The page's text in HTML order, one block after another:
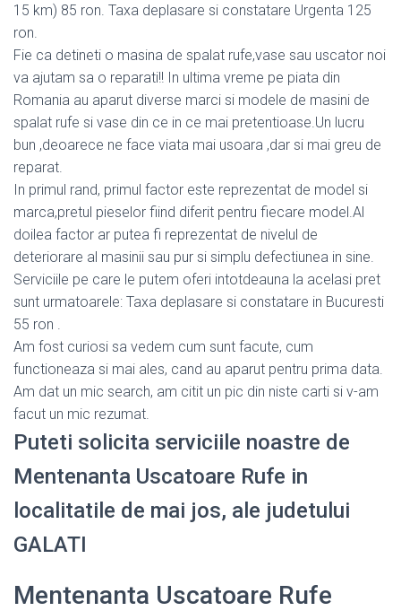
15 km) 85 ron. Taxa deplasare si constatare Urgenta 125
ron.
Fie ca detineti o masina de spalat rufe,vase sau uscator noi
va ajutam sa o reparati!! In ultima vreme pe piata din
Romania au aparut diverse marci si modele de masini de
spalat rufe si vase din ce in ce mai pretentioase.Un lucru
bun ,deoarece ne face viata mai usoara ,dar si mai greu de
reparat.
In primul rand, primul factor este reprezentat de model si
marca,pretul pieselor fiind diferit pentru fiecare model.Al
doilea factor ar putea fi reprezentat de nivelul de
deteriorare al masinii sau pur si simplu defectiunea in sine.
Serviciile pe care le putem oferi intotdeauna la acelasi pret
sunt urmatoarele: Taxa deplasare si constatare in Bucuresti
55 ron .
Am fost curiosi sa vedem cum sunt facute, cum
functioneaza si mai ales, cand au aparut pentru prima data.
Am dat un mic search, am citit un pic din niste carti si v-am
facut un mic rezumat.
Puteti solicita serviciile noastre de
Mentenanta Uscatoare Rufe in
localitatile de mai jos, ale judetului
GALATI
Mentenanta Uscatoare Rufe